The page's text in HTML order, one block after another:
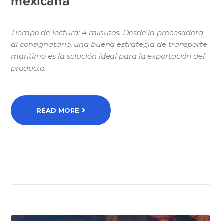
Tiempo de lectura: 4 minutos. Desde la procesadora
al consignatario, una buena estrategia de transporte
marítimo es la solución ideal para la exportación del
producto.
READ MORE